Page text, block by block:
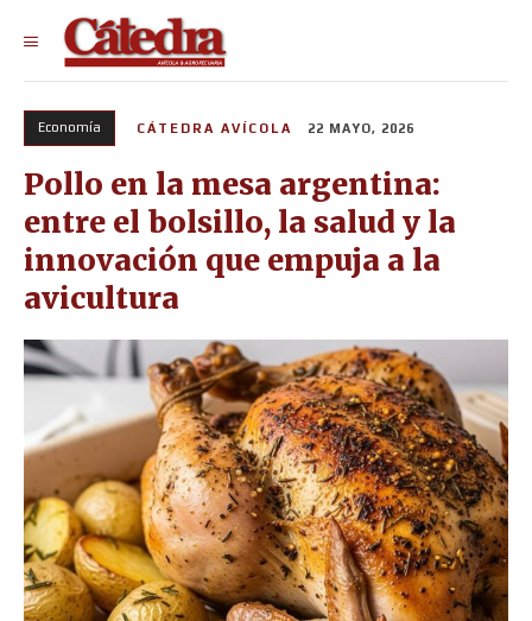
Economía CÁTEDRA AVÍCOLA 22 MAYO, 2026
Pollo en la mesa argentina:
entre el bolsillo, la salud y la
innovación que empuja a la
avicultura